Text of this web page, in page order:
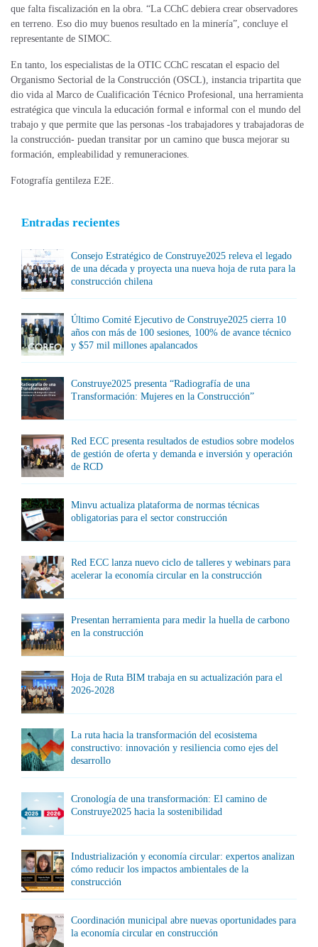
que falta fiscalización en la obra. “La CChC debiera crear observadores
en terreno. Eso dio muy buenos resultado en la minería”, concluye el
representante de SIMOC.
En tanto, los especialistas de la OTIC CChC rescatan el espacio del
Organismo Sectorial de la Construcción (OSCL), instancia tripartita que
dio vida al Marco de Cualificación Técnico Profesional, una herramienta
estratégica que vincula la educación formal e informal con el mundo del
trabajo y que permite que las personas -los trabajadores y trabajadoras de
la construcción- puedan transitar por un camino que busca mejorar su
formación, empleabilidad y remuneraciones.
Fotografía gentileza E2E.
Entradas recientes
Consejo Estratégico de Construye2025 releva el legado
de una década y proyecta una nueva hoja de ruta para la
construcción chilena
Último Comité Ejecutivo de Construye2025 cierra 10
años con más de 100 sesiones, 100% de avance técnico
y $57 mil millones apalancados
Construye2025 presenta “Radiografía de una
Transformación: Mujeres en la Construcción”
Red ECC presenta resultados de estudios sobre modelos
de gestión de oferta y demanda e inversión y operación
de RCD
Minvu actualiza plataforma de normas técnicas
obligatorias para el sector construcción
Red ECC lanza nuevo ciclo de talleres y webinars para
acelerar la economía circular en la construcción
Presentan herramienta para medir la huella de carbono
en la construcción
Hoja de Ruta BIM trabaja en su actualización para el
2026-2028
La ruta hacia la transformación del ecosistema
constructivo: innovación y resiliencia como ejes del
desarrollo
Cronología de una transformación: El camino de
Construye2025 hacia la sostenibilidad
Industrialización y economía circular: expertos analizan
cómo reducir los impactos ambientales de la
construcción
Coordinación municipal abre nuevas oportunidades para
la economía circular en construcción